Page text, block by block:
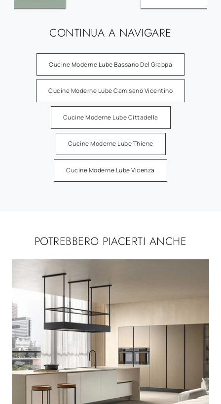
CONTINUA A NAVIGARE
Cucine Moderne Lube Bassano Del Grappa
Cucine Moderne Lube Camisano Vicentino
Cucine Moderne Lube Cittadella
Cucine Moderne Lube Thiene
Cucine Moderne Lube Vicenza
POTREBBERO PIACERTI ANCHE